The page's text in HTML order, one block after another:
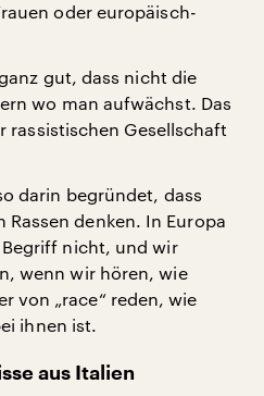
oder europäisch-
gut, dass nicht die
wo man aufwächst. Das
rassistischen Gesellschaft
darin begründet, dass
denken. In Europa
nicht, und wir
wenn wir hören, wie
von „race“ reden, wie
ihnen ist.
aus Italien